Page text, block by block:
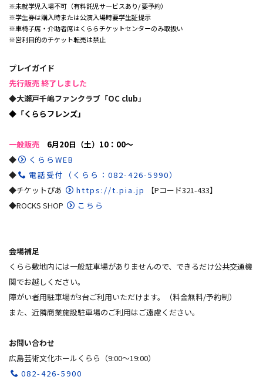
※未就学児入場不可（有料託児サービスあり/ 要予約）
※学生券は購入時または公演入場時要学生証提示
※車椅子席・介助者席はくららチケットセンターのみ取扱い
※営利目的のチケット転売は禁止
プレイガイド
先行販売 終了しました
◆大瀬戸千嶋ファンクラブ「OC club」
◆「くららフレンズ」
一般販売 6月20日（土）10：00～
◆
くららWEB
◆
電話受付（くらら：082-426-5990）
◆チケットぴあ
https://t.pia.jp
【Pコード321-433】
◆ROCKS SHOP
こちら
会場補足
くらら敷地内には一般駐車場がありませんので、できるだけ公共交通機
関でお越しください。
障がい者用駐車場が3台ご利用いただけます。（料金無料/予約制）
また、近隣商業施設駐車場のご利用はご遠慮ください。
お問い合わせ
広島芸術文化ホールくらら（9:00～19:00）
082-426-5900